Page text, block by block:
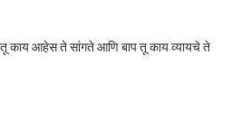
तू काय आहेस ते सांगते आणि बाप तू काय व्यायचे ते